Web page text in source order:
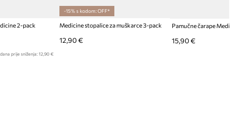
2-pack
prije sniženja: 12,90 €
-15% s kodom: OFF*
Medicine stopalice za muškarce 3-pack
12,90 €
Pamučne čarape Medicine 2-
15,90 €